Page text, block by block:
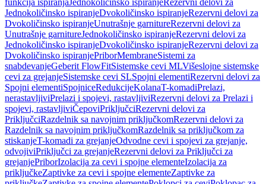
funkcija ispiranjaJednokoličinsko ispiranjeRezervni delovi za
Jednokoličinsko ispiranjeDvokoličinsko ispiranjeRezervni delovi za
Dvokoličinsko ispiranjeUnutrašnje garnitureRezervni delovi za
Unutrašnje garnitureJednokoličinsko ispiranjeRezervni delovi za
Jednokoličinsko ispiranjeDvokoličinsko ispiranjeRezervni delovi za
Dvokoličinsko ispiranjePriborMembraneSistemi za
snabdevanjeGeberit FlowFitSistemske cevi MLVišeslojne sistemske
cevi za grejanjeSistemske cevi SLSpojni elementiRezervni delovi za
Spojni elementiSpojniceRedukcijeKolanaT-komadiPrelazi,
nerastavljiviPrelazi i spojevi, rastavljiviRezervni delovi za Prelazi i
spojevi, rastavljiviČepoviPriključciRezervni delovi za
PriključciRazdelnik sa navojnim priključkomRezervni delovi za
Razdelnik sa navojnim priključkomRazdelnik sa priključkom za
stiskanjeT-komadi za grejanjeOdvodne cevi i spojevi za grejanje,
odvojiviPriključci za grejanjeRezervni delovi za Priključci za
grejanjePriborIzolacija za cevi i spojne elementeIzolacija za
priključkeZaptivke za cevi i spojne elementeZaptivke za